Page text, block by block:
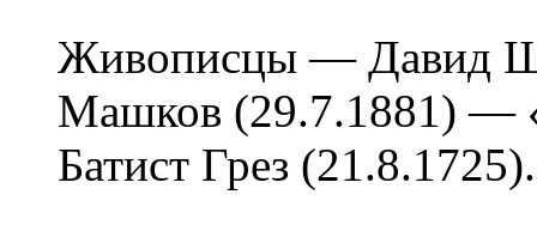
Живописцы — Давид
Машков (29.7.1881) —
Батист Грез (21.8.1725).